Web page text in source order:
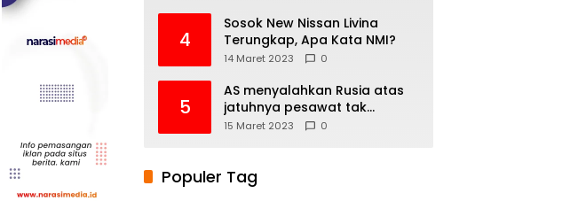
4
Sosok New Nissan Livina
Terungkap, Apa Kata NMI?
14 Maret 2023 0
5
AS menyalahkan Rusia atas
jatuhnya pesawat tak
berawak di Laut Hitam,
15 Maret 2023 0
Populer Tag